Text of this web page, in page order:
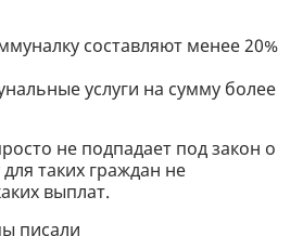
составляют менее 20%
услуги на сумму более
не подпадает под закон о
таких граждан не
выплат.
писали